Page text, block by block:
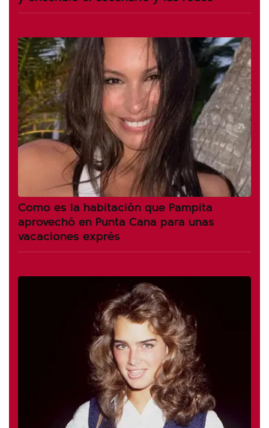
Como es la habitación que Pampita
aprovechó en Punta Cana para unas
vacaciones exprés